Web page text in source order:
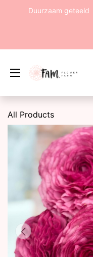
Duurzaam geteeld
Edit widget
All Products